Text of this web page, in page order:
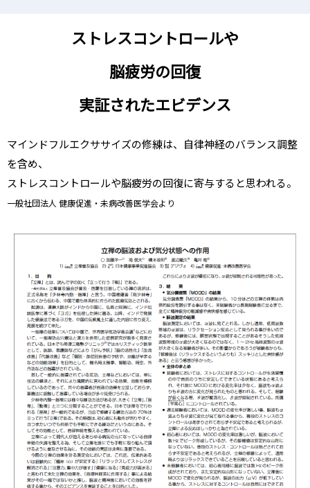
ストレスコントロールや
脳疲労の回復
実証されたエビデンス
マインドフルエクササイズの修練は、自律神経のバランス調整
を含め、
ストレスコントロールや脳疲労の回復に寄与すると思われる。
一般社団法人 健康促進・未病改善医学会より